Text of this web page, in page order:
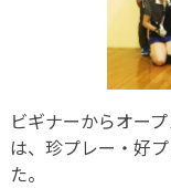
ビギナーからオー
は、珍プレー・好
た。